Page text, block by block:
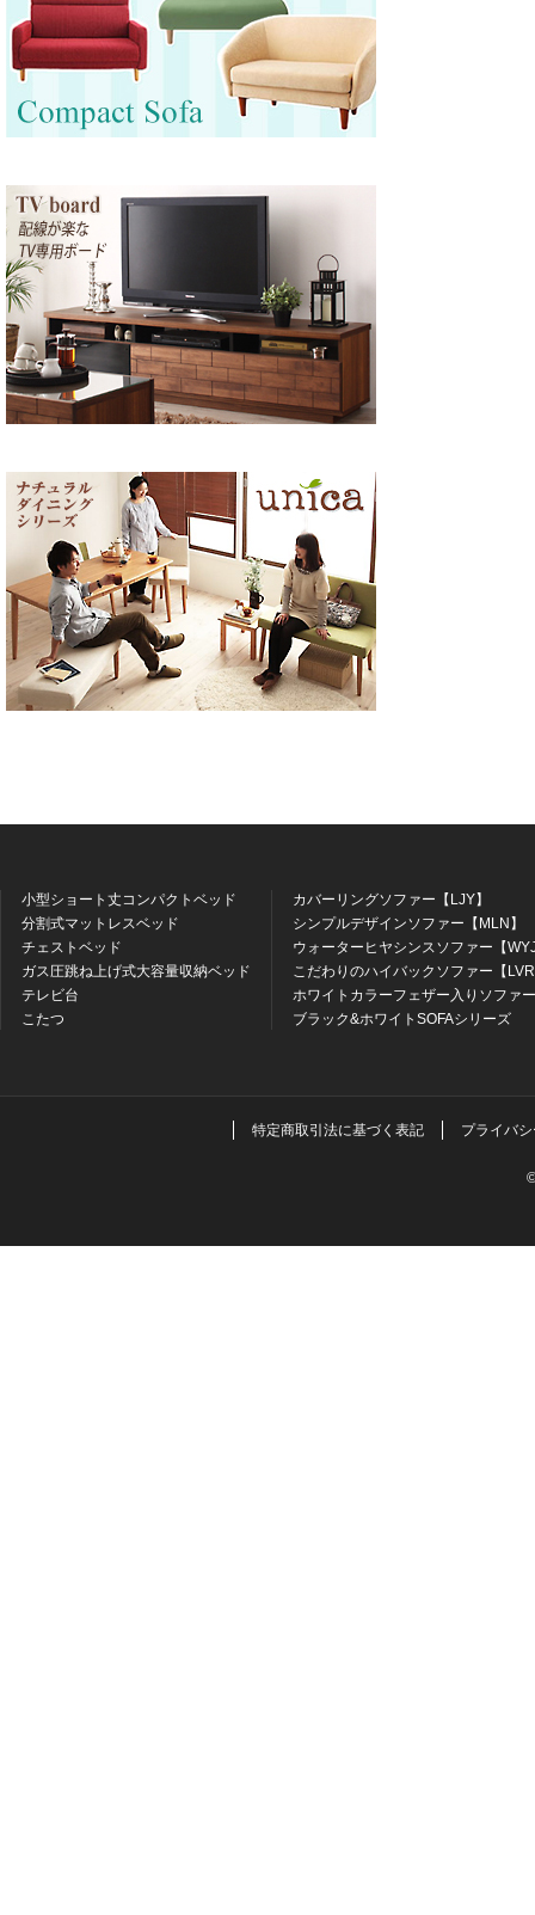
小型ショート丈コンパクトベッド
分割式マットレスベッド
チェストベッド
ガス圧跳ね上げ式大容量収納ベッド
テレビ台
こたつ
カバーリングソファー【LJY】
シンプルデザインソファー【MLN】
ウォーターヒヤシンスソファー【
こだわりのハイバックソファー【
ホワイトカラーフェザー入りソファ
ブラック&ホワイトSOFAシリーズ
特定商取引法に基づく表記 プライバ